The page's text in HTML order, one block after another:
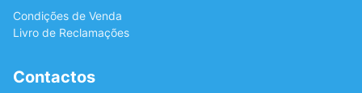
Condições de Venda
Livro de Reclamações
Contactos